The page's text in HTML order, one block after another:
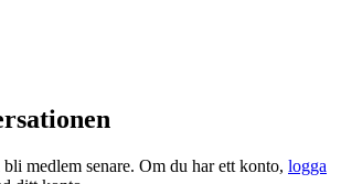
medlem senare. Om du har ett konto, logga